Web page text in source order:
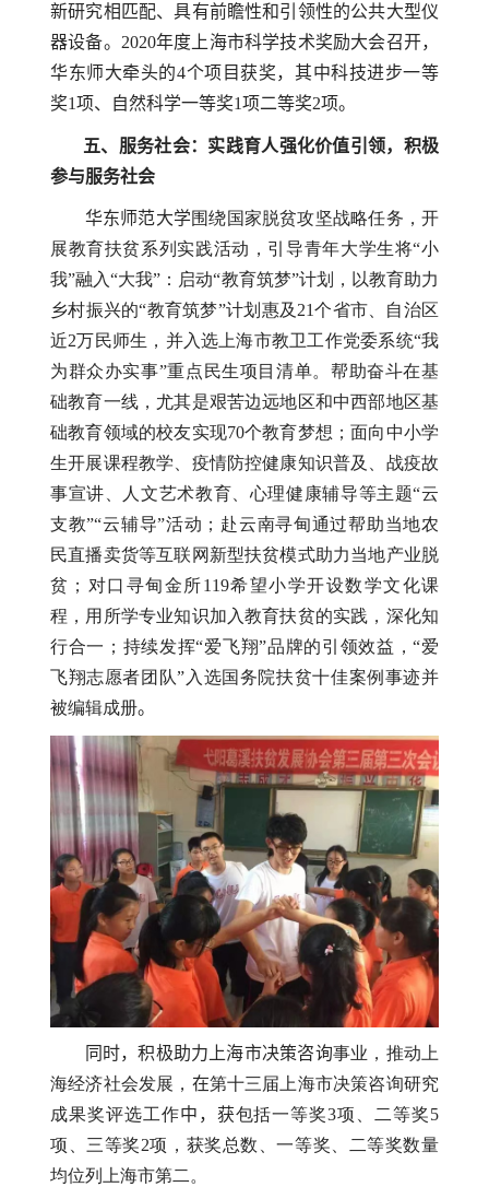
新研究相匹配、具有前瞻性和引领性的公共大型仪
器设备。 2020年度上海市科学技术奖励大会召开，
华东师大牵头的4个项目获奖，其中科技进步一等
奖1项、自然科学一等奖1项二等奖2项。
五、服务社会：实践育人强化价值引领，积极
参与服务社会
华东师范大学围绕国家脱贫攻坚战略任务，开
展教育扶贫系列实践活动，引导青年大学生将“小
我”融入“大我”：启动“教育筑梦”计划，以教育助力
乡村振兴的“教育筑梦”计划惠及21个省市、自治区
近2万民师生，并入选上海市教卫工作党委系统“我
为群众办实事”重点民生项目清单。帮助奋斗在基
础教育一线，尤其是艰苦边远地区和中西部地区基
础教育领域的校友实现70个教育梦想；面向中小学
生开展课程教学、疫情防控健康知识普及、战疫故
事宣讲、人文艺术教育、心理健康辅导等主题“云
支教”“云辅导”活动；赴云南寻甸通过帮助当地农
民直播卖货等互联网新型扶贫模式助力当地产业脱
贫；对口寻甸金所119希望小学开设数学文化课
程，用所学专业知识加入教育扶贫的实践，深化知
行合一；持续发挥“爱飞翔”品牌的引领效益，“爱
飞翔志愿者团队”入选国务院扶贫十佳案例事迹并
被编辑成册。
同时，积极助力上海市决策咨询事业，推动上
海经济社会发展， 在第十三届上海市决策咨询研究
成果奖评选工作中，获包括一等奖3项、二等奖5
项、三等奖2项，获奖总数、一等奖、二等奖数量
均位列上海市第二。